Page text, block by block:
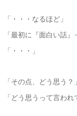
「・・・なるほど」
「最初に『面白い話
「・・・」
「その点、どう思う？」
「どう思うって言われ